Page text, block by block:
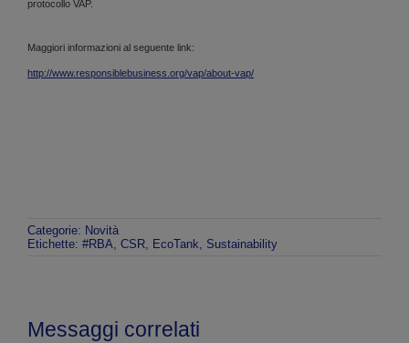
protocollo VAP.
Maggiori informazioni al seguente link:
http://www.responsiblebusiness.org/vap/about-vap/
Categorie: Novità
Etichette: #RBA, CSR, EcoTank, Sustainability
Messaggi correlati